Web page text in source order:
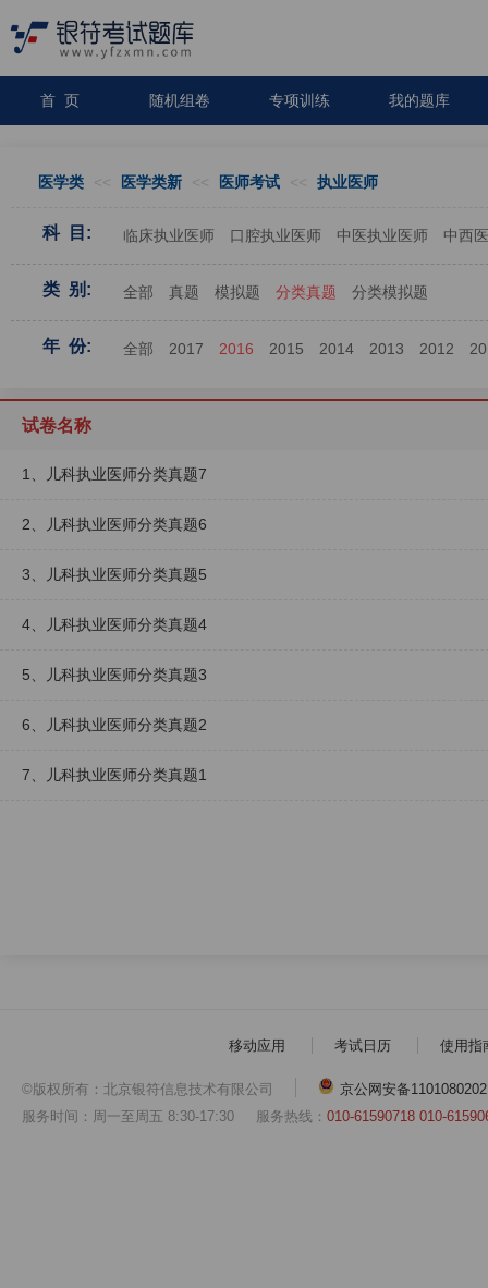
首 页 随机组卷 专项训练 我的题库
医学类 << 医学类新 << 医师考试 << 执业医师
科 目: 临床执业医师 口腔执业医师 中医执业医师 中西
类 别: 全部 真题 模拟题 分类真题 分类模拟题
年 份: 全部 2017 2016 2015 2014 2013 2012
试卷名称
1、儿科执业医师分类真题7
2、儿科执业医师分类真题6
3、儿科执业医师分类真题5
4、儿科执业医师分类真题4
5、儿科执业医师分类真题3
6、儿科执业医师分类真题2
7、儿科执业医师分类真题1
移动应用 考试日历 使用指
©版权所有：北京银符信息技术有限公司
京公网安备
服务时间：周一至周五 8:30-17:30 服务热线： 010-61590718 010-